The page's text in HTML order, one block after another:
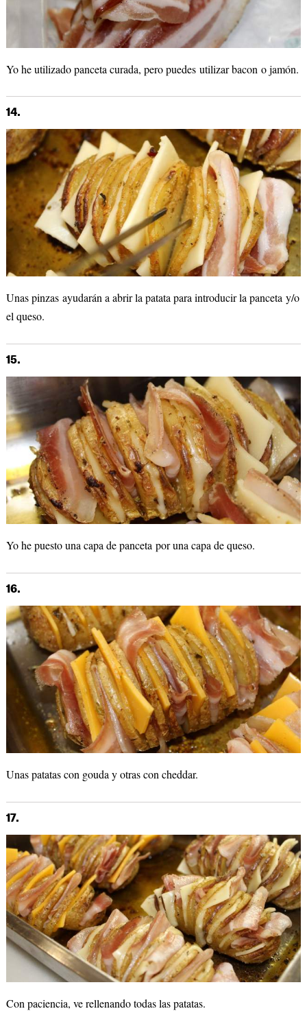
Yo he utilizado panceta curada, pero puedes utilizar bacon o jamón.
14.
Unas pinzas ayudarán a abrir la patata para introducir la panceta y/o
el queso.
15.
Yo he puesto una capa de panceta por una capa de queso.
16.
Unas patatas con gouda y otras con cheddar.
17.
Con paciencia, ve rellenando todas las patatas.